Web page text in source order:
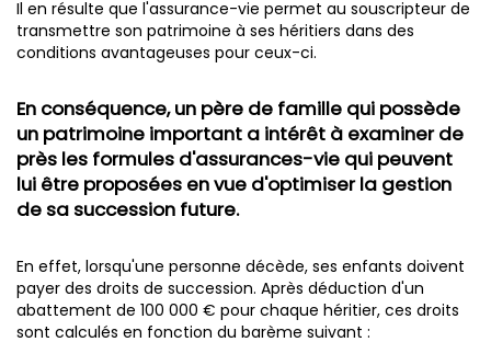
Il en résulte que l'assurance-vie permet au souscripteur de
transmettre son patrimoine à ses héritiers dans des
conditions avantageuses pour ceux-ci.
En conséquence, un père de famille qui possède
un patrimoine important a intérêt à examiner de
près les formules d'assurances-vie qui peuvent
lui être proposées en vue d'optimiser la gestion
de sa succession future.
En effet, lorsqu'une personne décède, ses enfants doivent
payer des droits de succession. Après déduction d'un
abattement de 100 000 € pour chaque héritier, ces droits
sont calculés en fonction du barème suivant :